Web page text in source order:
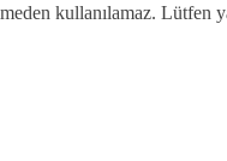
kullanılamaz. Lütfen